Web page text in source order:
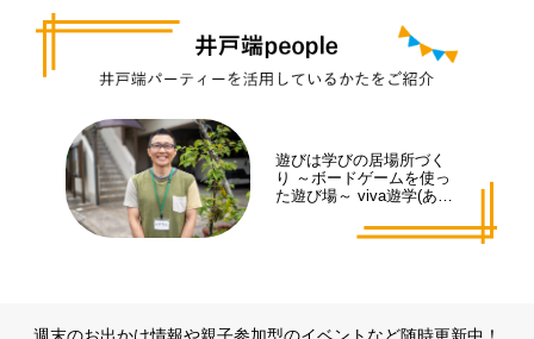
遊びは学びの居場所づく
り ～ボードゲームを使っ
た遊び場～ viva遊学(あそ